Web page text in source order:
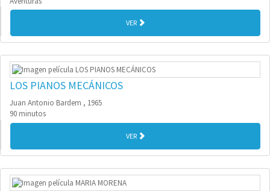
VER
LOS PIANOS MECÁNICOS
Juan Antonio Bardem , 1965
90 minutos
VER